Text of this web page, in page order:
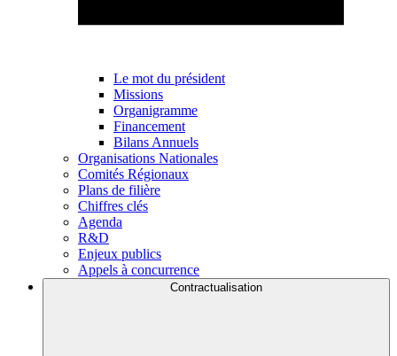
Le mot du président
Missions
Organigramme
Financement
Bilans Annuels
Organisations Nationales
Comités Régionaux
Plans de filière
Chiffres clés
Agenda
R&D
Enjeux publics
Appels à concurrence
Contractualisation